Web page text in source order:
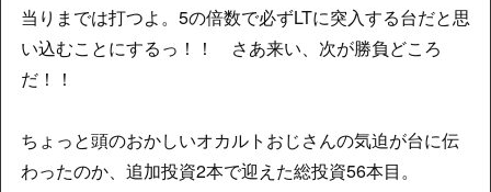
当りまでは打つよ。5の倍数で必ずLTに突入する台だと思
い込むことにするっ！！ さあ来い、次が勝負どころ
だ！！
ちょっと頭のおかしいオカルトおじさんの気迫が台に伝
わったのか、追加投資2本で迎えた総投資56本目。